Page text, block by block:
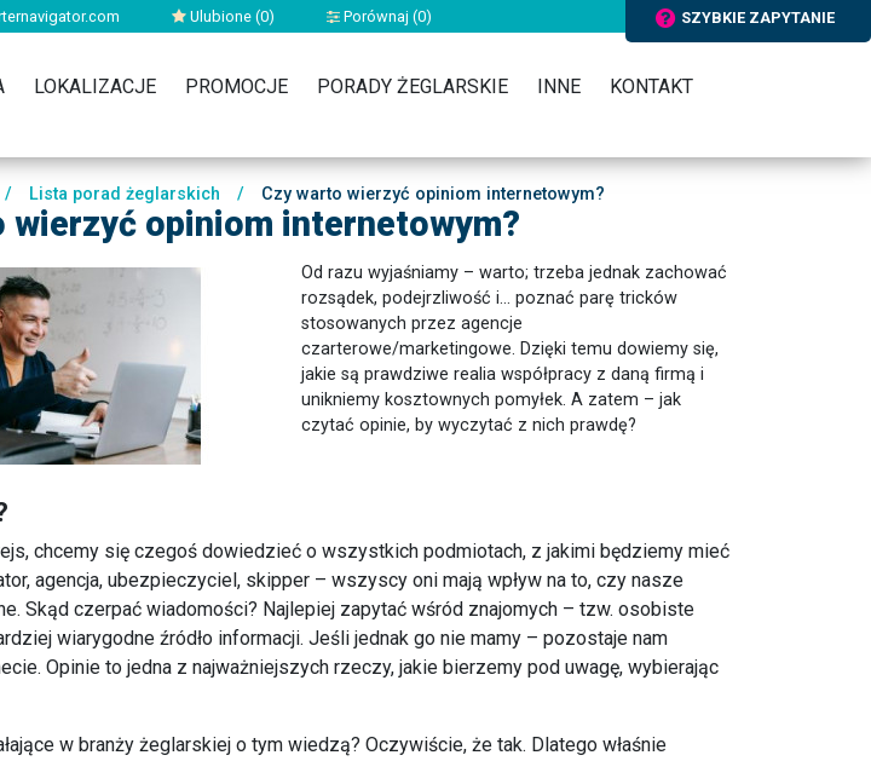
Ulubione (0) Porównaj (0) SZYBKIE ZAPYTANIE
LOKALIZACJE PROMOCJE PORADY ŻEGLARSKIE INNE KONTAKT
/ Lista porad żeglarskich / Czy warto wierzyć opiniom internetowym?
wierzyć opiniom internetowym?
Od razu wyjaśniamy – warto; trzeba jednak zachować
rozsądek, podejrzliwość i… poznać parę tricków
stosowanych przez agencje
czarterowe/marketingowe. Dzięki temu dowiemy się,
jakie są prawdziwe realia współpracy z daną firmą i
unikniemy kosztownych pomyłek. A zatem – jak
czytać opinie, by wyczytać z nich prawdę?
chcemy się czegoś dowiedzieć o wszystkich podmiotach, z jakimi będziemy mieć
agencja, ubezpieczyciel, skipper – wszyscy oni mają wpływ na to, czy nasze
Skąd czerpać wiadomości? Najlepiej zapytać wśród znajomych – tzw. osobiste
wiarygodne źródło informacji. Jeśli jednak go nie mamy – pozostaje nam
Opinie to jedna z najważniejszych rzeczy, jakie bierzemy pod uwagę, wybierając
w branży żeglarskiej o tym wiedzą? Oczywiście, że tak. Dlatego właśnie